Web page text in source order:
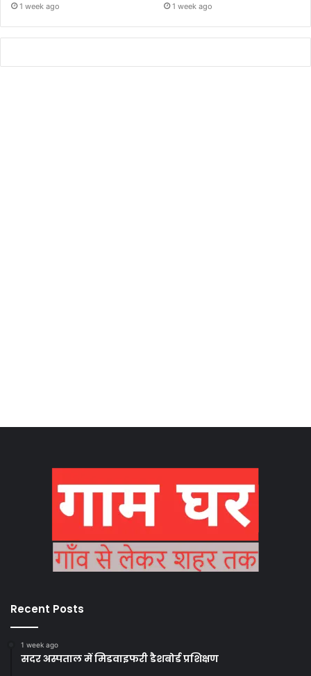
1 week ago 1 week ago
Recent Posts
1 week ago
सदर अस्पताल में मिडवाइफरी डैशबोर्ड प्रशिक्षण